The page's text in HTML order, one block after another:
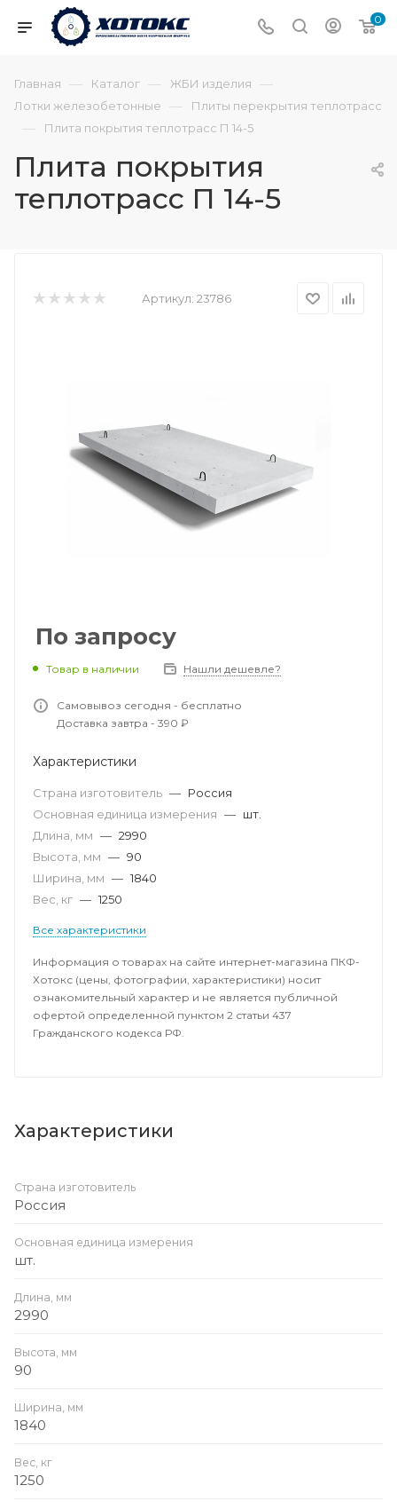
0
Главная — Каталог — ЖБИ изделия —
Лотки железобетонные — Плиты перекрытия теплотрасс
— Плита покрытия теплотрасс П 14-5
Плита покрытия
теплотрасс П 14-5
Артикул: 23786
По запросу
Товар в наличии Нашли дешевле?
Самовывоз сегодня - бесплатно
Доставка завтра - 390 ₽
Характеристики
Страна изготовитель — Россия
Основная единица измерения — шт.
Длина, мм — 2990
Высота, мм — 90
Ширина, мм — 1840
Вес, кг — 1250
Все характеристики
Информация о товарах на сайте интернет-магазина ПКФ-
Хотокс (цены, фотографии, характеристики) носит
ознакомительный характер и не является публичной
офертой определенной пунктом 2 статьи 437
Гражданского кодекса РФ.
Характеристики
Страна изготовитель
Россия
Основная единица измерения
шт.
Длина, мм
2990
Высота, мм
90
Ширина, мм
1840
Вес, кг
1250